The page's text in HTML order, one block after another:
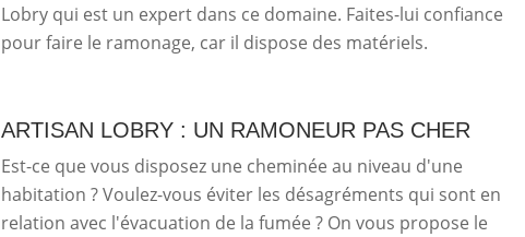
Lobry qui est un expert dans ce domaine. Faites-lui confiance
pour faire le ramonage, car il dispose des matériels.
ARTISAN LOBRY : UN RAMONEUR PAS CHER
Est-ce que vous disposez une cheminée au niveau d'une
habitation ? Voulez-vous éviter les désagréments qui sont en
relation avec l'évacuation de la fumée ? On vous propose le